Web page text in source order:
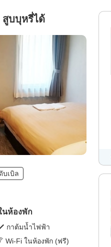
สูบบุหรี่ได้
บเบิล
นห้องพัก
กาต้มน้ำไฟฟ้า
Wi-Fi ในห้องพัก (ฟรี)